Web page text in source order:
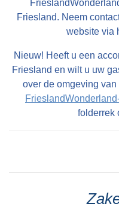
Friesland. Neem
website via
Nieuw! Heeft u een
Friesland en wilt u uw
over de omgeving
folderrek